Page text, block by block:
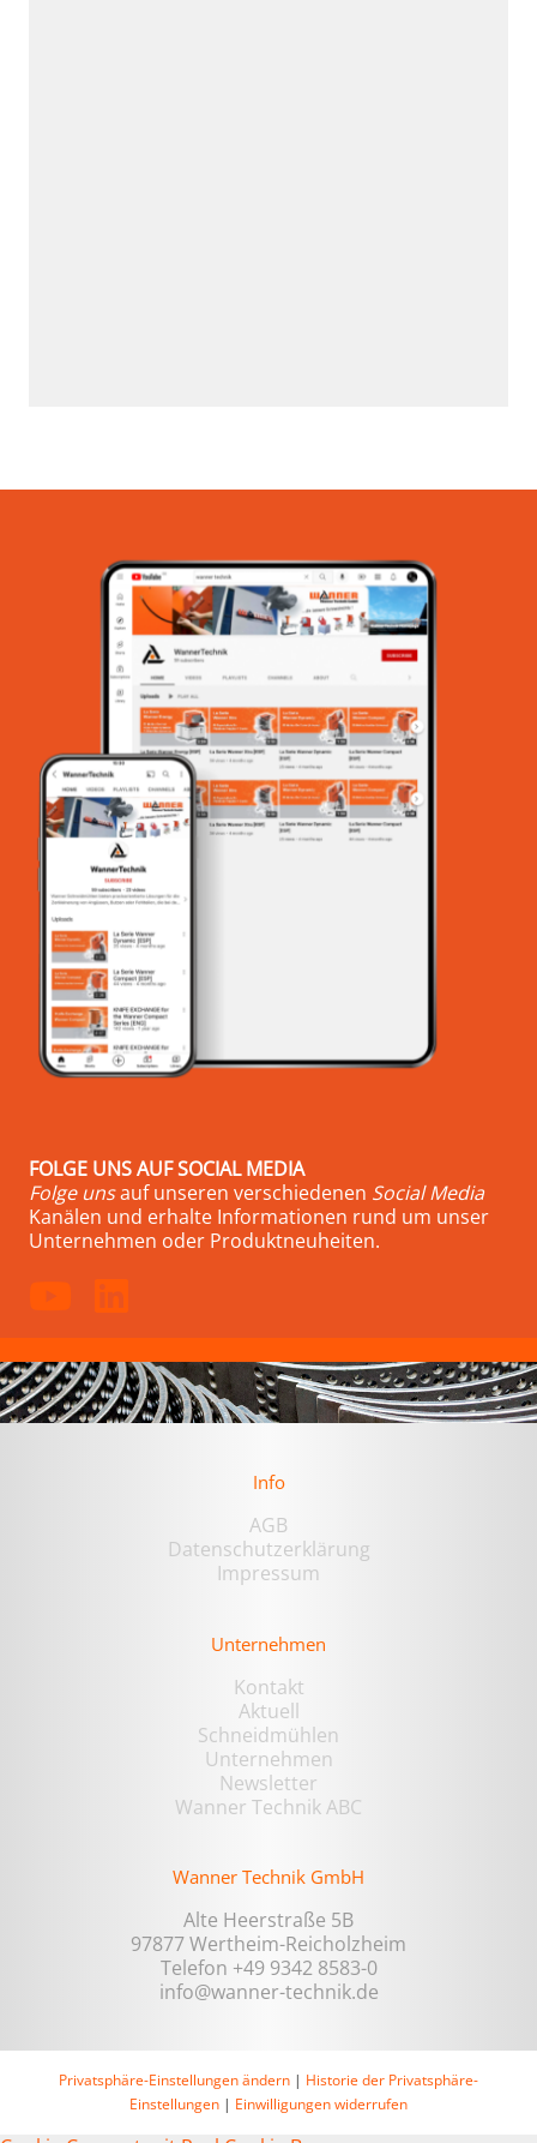
FOLGE UNS AUF SOCIAL MEDIA
Folge unsauf unseren verschiedenen Social Media
Kanälen und erhalte Informationen rund um unser
Unternehmen oder Produktneuheiten.
Info
AGB
Datenschutzerklärung
Impressum
Unternehmen
Kontakt
Aktuell
Schneidmühlen
Unternehmen
Newsletter
Wanner Technik ABC
Wanner Technik GmbH
Alte Heerstraße 5B
97877 Wertheim-Reicholzheim
Telefon +49 9342 8583-0
info@wanner-technik.de
Privatsphäre-Einstellungen ändern | Historie der Privatsphäre-
Einstellungen | Einwilligungen widerrufen